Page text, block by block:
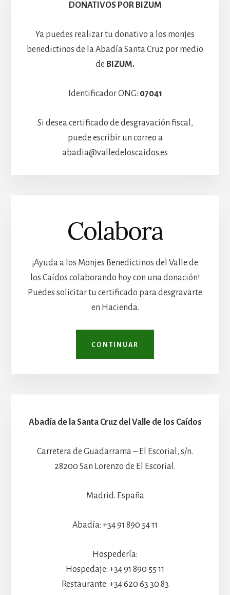
Hospedería
DONATIVOS POR BIZUM
Ya puedes realizar tu donativo a los monjes
benedictinos de la Abadía Santa Cruz por medio
de BIZUM.
Identificador ONG: 07041
Si desea certificado de desgravación fiscal,
puede escribir un correo a
abadia@valledeloscaidos.es
Colabora
¡Ayuda a los Monjes Benedictinos del Valle de
los Caídos colaborando hoy con una donación!
Puedes solicitar tu certificado para desgravarte
en Hacienda.
CONTINUAR
Abadía de la Santa Cruz del Valle de los Caídos
Carretera de Guadarrama – El Escorial, s/n.
28200 San Lorenzo de El Escorial.
Madrid. España
Abadía: +34 91 890 54 11
Hospedería:
Hospedaje: +34 91 890 55 11
Restaurante: +34 620 63 30 83